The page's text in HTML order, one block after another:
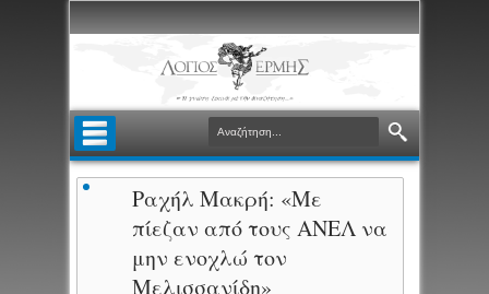
Ραχήλ Μακρή: «Με
πίεζαν από τους ΑΝΕΛ να
μην ενοχλώ τον
Μελισσανίδη»